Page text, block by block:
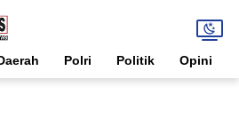
Polri Politik Opini